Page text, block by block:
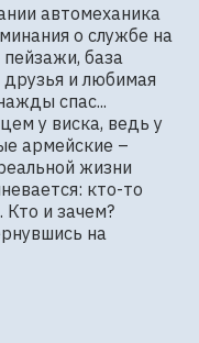
автомеханика
о службе на
база
и любимая
спас...
у виска, ведь у
армейские –
жизни
кто-то
и зачем?
на